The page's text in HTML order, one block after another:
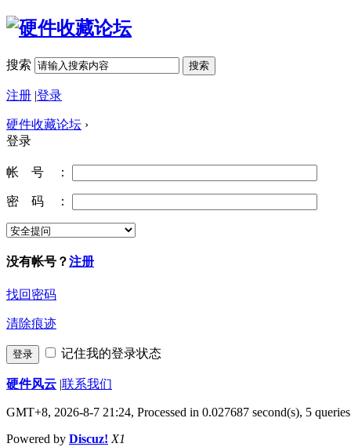
搜索 搜索
注册 |登录
硬件收藏论坛 ›
登录
帐 号 ：
密 码 ：
没有帐号？注册
找回密码
清除痕迹
登录 记住我的登录状态
硬件风云 |联系我们
GMT+8, 2026-8-7 21:24, Processed in 0.027687 second(s), 5 queries
Powered by Discuz! X1